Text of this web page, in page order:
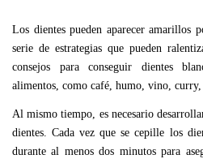
Los dientes pueden aparecer amarillos
serie de estrategias que pueden
consejos para conseguir dientes
alimentos, como café, humo, vino, curry,
Al mismo tiempo, es necesario
dientes. Cada vez que se cepille los
durante al menos dos minutos para